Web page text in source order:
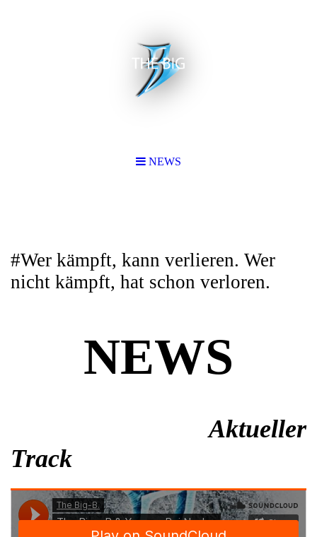
NEWS
#Wer kämpft, kann verlieren. Wer
nicht kämpft, hat schon verloren.
NEWS
Aktueller
Track